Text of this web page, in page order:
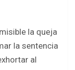
la queja
la sentencia
al